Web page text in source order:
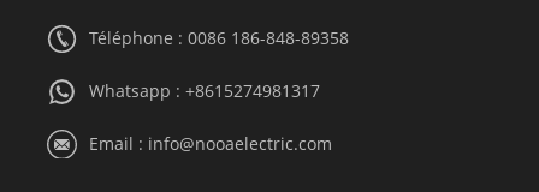
Téléphone : 0086 186-848-89358
Whatsapp : +8615274981317
Email : info@nooaelectric.com